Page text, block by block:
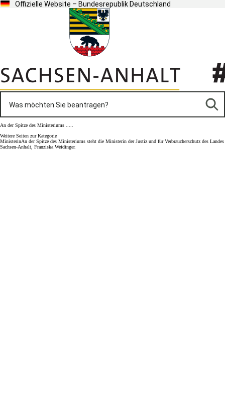
Offizielle Website – Bundesrepublik Deutschland
An der Spitze des Ministeriums .....
Weitere Seiten zur Kategorie
MinisterinAn der Spitze des Ministeriums steht die Ministerin der Justiz und für Verbraucherschutz des Landes
Sachsen-Anhalt, Franziska Weidinger.